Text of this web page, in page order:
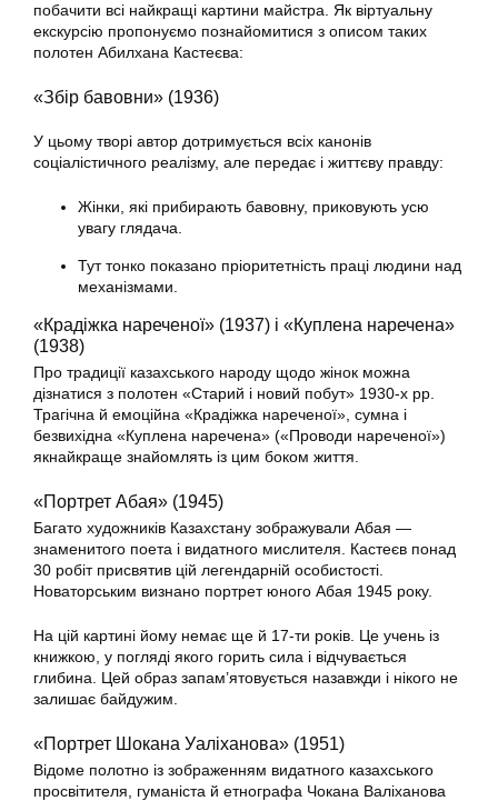
побачити всі найкращі картини майстра. Як віртуальну
екскурсію пропонуємо познайомитися з описом таких
полотен Абилхана Кастеєва:
«Збір бавовни» (1936)
У цьому творі автор дотримується всіх канонів
соціалістичного реалізму, але передає і життєву правду:
Жінки, які прибирають бавовну, приковують усю
увагу глядача.
Тут тонко показано пріоритетність праці людини над
механізмами.
«Крадіжка нареченої» (1937) і «Куплена наречена»
(1938)
Про традиції казахського народу щодо жінок можна
дізнатися з полотен «Старий і новий побут» 1930-х рр.
Трагічна й емоційна «Крадіжка нареченої», сумна і
безвихідна «Куплена наречена» («Проводи нареченої»)
якнайкраще знайомлять із цим боком життя.
«Портрет Абая» (1945)
Багато художників Казахстану зображували Абая —
знаменитого поета і видатного мислителя. Кастеєв понад
30 робіт присвятив цій легендарній особистості.
Новаторським визнано портрет юного Абая 1945 року.
На цій картині йому немає ще й 17-ти років. Це учень із
книжкою, у погляді якого горить сила і відчувається
глибина. Цей образ запам’ятовується назавжди і нікого не
залишає байдужим.
«Портрет Шокана Уаліханова» (1951)
Відоме полотно із зображенням видатного казахського
просвітителя, гуманіста й етнографа Чокана Валіханова